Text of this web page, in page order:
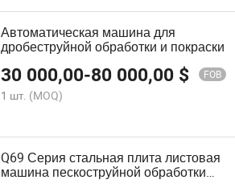
Автоматическая машина для
дробеструйной обработки и покраски
30 000,00-80 000,00 $ FOB
1 шт. (MOQ)
Q69 Серия стальная плита листовая
машина пескоструйной обработки